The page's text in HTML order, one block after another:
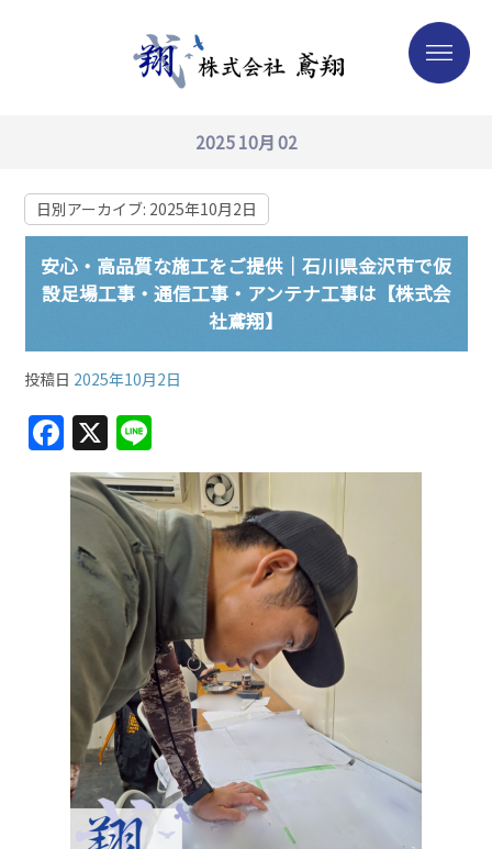
2025 10月 02
日別アーカイブ: 2025年10月2日
安心・高品質な施工をご提供｜石川県金沢市で仮
設足場工事・通信工事・アンテナ工事は【株式会
社鳶翔】
投稿日 2025年10月2日
F
a
c
e
b
k
X
n
e